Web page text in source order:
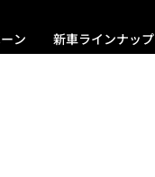
ン 新車ラインナップ